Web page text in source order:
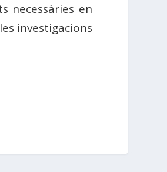
necessàries en
investigacions